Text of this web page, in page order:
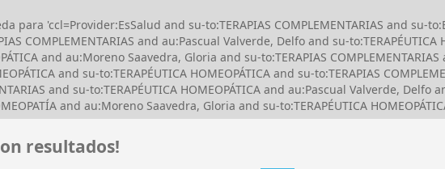
para 'ccl=Provider:EsSalud and su-to:TERAPIAS COMPLEMENTARIAS and su-
COMPLEMENTARIAS and au:Pascual Valverde, Delfo and su-to:TERAPÉUTICA
and au:Moreno Saavedra, Gloria and su-to:TERAPIAS
and su-to:TERAPÉUTICA HOMEOPÁTICA and su-to:TERAPIAS
and su-to:TERAPÉUTICA HOMEOPÁTICA and au:Pascual Valverde,
and au:Moreno Saavedra, Gloria and su-to:TERAPÉUTICA
resultados!